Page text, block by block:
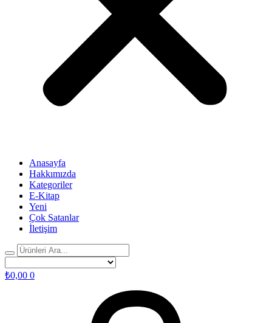
Anasayfa
Hakkımızda
Kategoriler
E-Kitap
Yeni
Çok Satanlar
İletişim
₺0,00 0